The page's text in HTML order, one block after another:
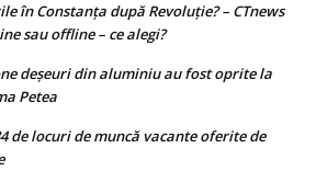
în Constanța după Revoluție? – CTnews
sau offline – ce alegi?
deşeuri din aluminiu au fost oprite la
Petea
de locuri de muncă vacante oferite de